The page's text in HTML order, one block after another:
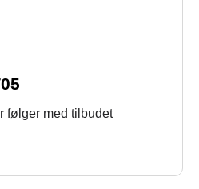
følger med tilbudet